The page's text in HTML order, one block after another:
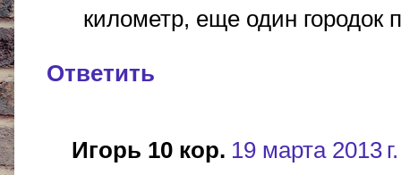
километр, еще один городок
Ответить
Игорь 10 кор. 19 марта 2013